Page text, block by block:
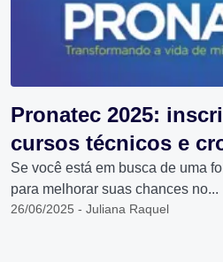
Pronatec 2025:
cursos técnicos e
Se você está em busca de uma
para melhorar suas chances no...
26/06/2025 - Juliana Raquel